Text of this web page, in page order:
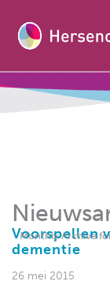
Monthly Archive
Voorspellen
dementie
26 mei 2015